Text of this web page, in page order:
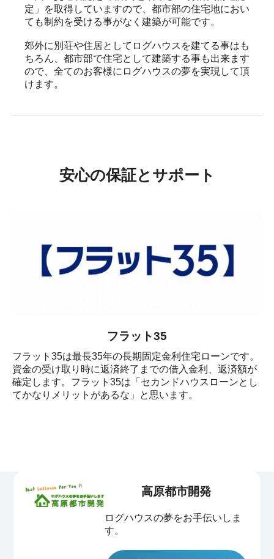
定」を取得していますので、都市部の住宅地におい
ても制約を受ける事がなく建築が可能です。
郊外に別荘や住居としてログハウスを建てる事はも
ちろん、都市部で住宅として建築する事も出来ます
ので、全てのお客様にログハウスの夢を実現して頂
けます。
安心の保証とサポート
フラット35
フラット35は最長35年の長期固定金利住宅ローンです。
資金の受け取り時に返済終了までの借入金利、返済額が
確定します。フラット35は「セカンドハウスローンとし
てかなりメリットがあるな」と思います。
高原都市開発
ログハウスの夢をお手伝いしま
す。